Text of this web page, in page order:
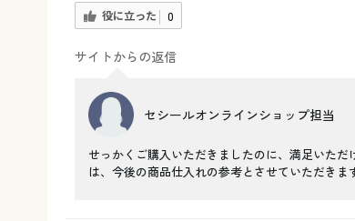
役に立った 0
サイトからの返信
セシールオンラインショップ担当
せっかくご購入いただきましたのに、満足いた
は、今後の商品仕入れの参考とさせていただきま